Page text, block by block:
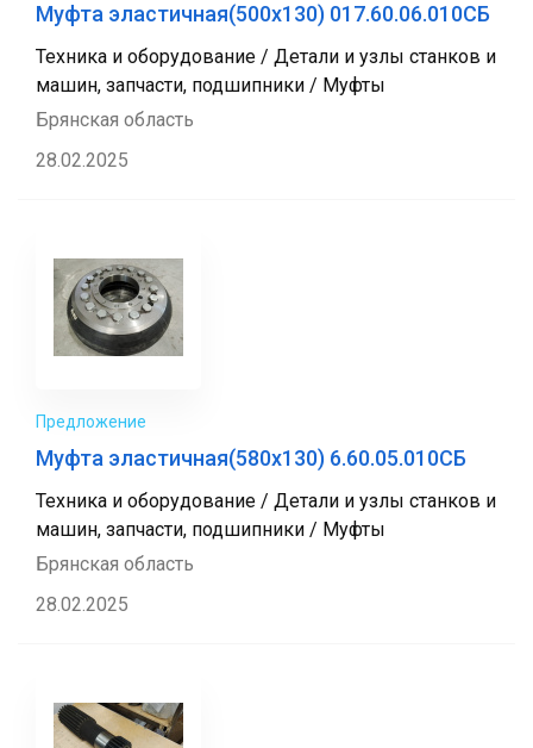
Муфта эластичная(500x130) 017.60.06.010СБ
Техника и оборудование / Детали и узлы станков и
машин, запчасти, подшипники / Муфты
Брянская область
28.02.2025
Предложение
Муфта эластичная(580x130) 6.60.05.010СБ
Техника и оборудование / Детали и узлы станков и
машин, запчасти, подшипники / Муфты
Брянская область
28.02.2025